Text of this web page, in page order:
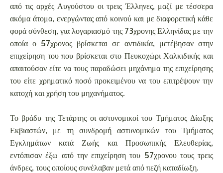
από τις αρχές Αυγούστου οι τρεις Έλληνες, μαζί με τέσσερα
ακόμα άτομα, ενεργώντας από κοινού και με διαφορετική κάθε
φορά σύνθεση, για λογαριασμό της 73χρονης Ελληνίδας με την
οποία ο 57χρονος βρίσκεται σε αντιδικία, μετέβησαν στην
επιχείρηση του που βρίσκεται στο Πευκοχώρι Χαλκιδικής και
απαιτούσαν είτε να τους παραδώσει μηχάνημα της επιχείρησης
του είτε χρηματικό ποσό προκειμένου να του επιτρέψουν την
κατοχή και χρήση του μηχανήματος.
Το βράδυ της Τετάρτης οι αστυνομικοί του Τμήματος Δίωξης
Εκβιαστών, με τη συνδρομή αστυνομικών του Τμήματος
Εγκλημάτων κατά Ζωής και Προσωπικής Ελευθερίας,
εντόπισαν έξω από την επιχείρηση του 57χρονου τους τρεις
άνδρες, τους οποίους συνέλαβαν μετά από πεζή καταδίωξη.